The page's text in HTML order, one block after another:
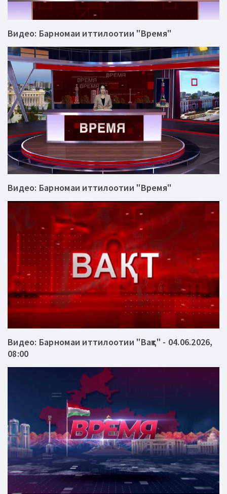
Видео: Барномаи иттилоотии "Время"
Видео: Барномаи иттилоотии "Время"
Видео: Барномаи иттилоотии "Вақт" - 04.06.2026,
08:00